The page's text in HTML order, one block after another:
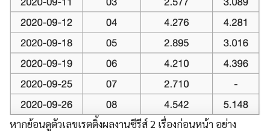
หากย้อนดูตัวเลขเรตติ้งผลงานซีรีส์ 2 เรื่องก่อนหน้า อย่าง